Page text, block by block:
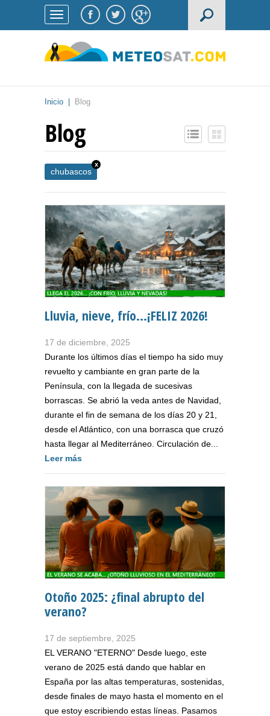
Inicio Blog
Blog
chubascos
x
Lluvia, nieve, frío...¡FELIZ 2026!
17 de diciembre, 2025
Durante los últimos días el tiempo ha sido muy
revuelto y cambiante en gran parte de la
Península, con la llegada de sucesivas
borrascas. Se abrió la veda antes de Navidad,
durante el fin de semana de los días 20 y 21,
desde el Atlántico, con una borrasca que cruzó
hasta llegar al Mediterráneo. Circulación de...
Leer más
Otoño 2025: ¿final abrupto del
verano?
17 de septiembre, 2025
EL VERANO "ETERNO" Desde luego, este
verano de 2025 está dando que hablar en
España por las altas temperaturas, sostenidas,
desde finales de mayo hasta el momento en el
que estoy escribiendo estas líneas. Pasamos